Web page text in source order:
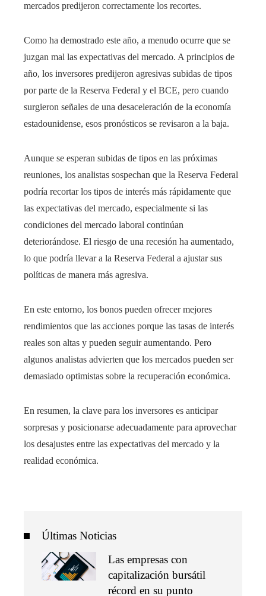
mercados predijeron correctamente los recortes.
Como ha demostrado este año, a menudo ocurre que se
juzgan mal las expectativas del mercado. A principios de
año, los inversores predijeron agresivas subidas de tipos
por parte de la Reserva Federal y el BCE, pero cuando
surgieron señales de una desaceleración de la economía
estadounidense, esos pronósticos se revisaron a la baja.
Aunque se esperan subidas de tipos en las próximas
reuniones, los analistas sospechan que la Reserva Federal
podría recortar los tipos de interés más rápidamente que
las expectativas del mercado, especialmente si las
condiciones del mercado laboral continúan
deteriorándose. El riesgo de una recesión ha aumentado,
lo que podría llevar a la Reserva Federal a ajustar sus
políticas de manera más agresiva.
En este entorno, los bonos pueden ofrecer mejores
rendimientos que las acciones porque las tasas de interés
reales son altas y pueden seguir aumentando. Pero
algunos analistas advierten que los mercados pueden ser
demasiado optimistas sobre la recuperación económica.
En resumen, la clave para los inversores es anticipar
sorpresas y posicionarse adecuadamente para aprovechar
los desajustes entre las expectativas del mercado y la
realidad económica.
Últimas Noticias
Las empresas con
capitalización bursátil
récord en su punto